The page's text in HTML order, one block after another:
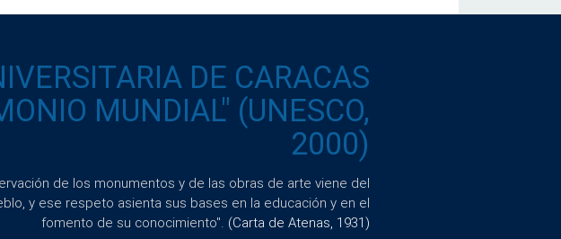
DE CARACAS
MUNDIAL" (UNESCO,
2000)
de los monumentos y de las obras de arte viene del
y ese respeto asienta sus bases en la educación y en el
fomento de su conocimiento". (Carta de Atenas, 1931)